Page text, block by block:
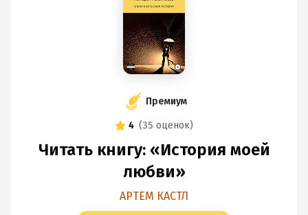
Премиум
4 (35 оценок)
Читать книгу: «История моей
любви»
АРТЕМ КАСТЛ